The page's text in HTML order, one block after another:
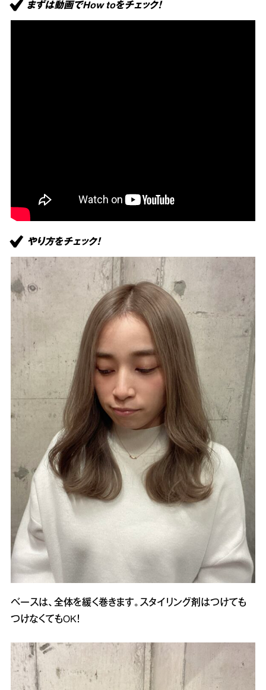
まずは動画でHow toをチェック！
やり方をチェック！
ベースは、全体を緩く巻きます。スタイリング剤はつけても
つけなくてもOK！